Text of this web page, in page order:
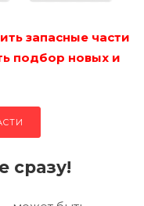
запасные части
подбор новых и
сразу!